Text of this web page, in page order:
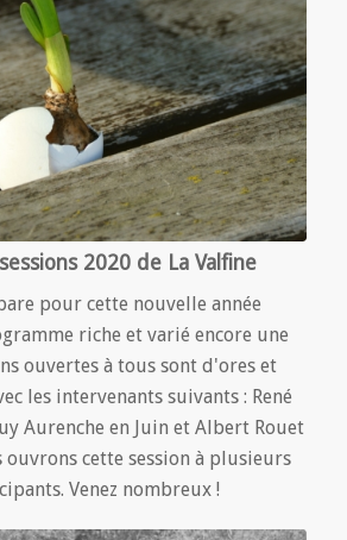
2020 de La Valfine
pour cette nouvelle année
riche et varié encore une
ouvertes à tous sont d'ores et
les intervenants suivants : René
Aurenche en Juin et Albert Rouet
ouvrons cette session à plusieurs
Venez nombreux !